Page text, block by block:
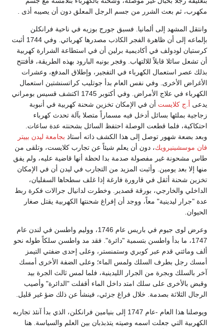
مكهرب، ثم بعث الشرر من جسم الرجل المعلق دون أن يصيبه أذى .
وانتقل المشهد إلى ألمانيا. فسبق جورج بوزيه في ناحية فرانكلن
بإلماعه إلى أن ظاهرة الفجر الكاذب مصدرها كهربائي. وفي 1744 أثبت
كرستيان لودولف في أكاديمية برلين أن في استطاعة الشرارة كهربية
أن تشعل سائلا قابلاً للالتهاب. وفجر بونيه البارود بهذه الطريقة، فأفتتح
بذلك عصر استعمال الكهرباء في التفجير، وإطلاق المدفع، وعشرات
الأغراض الأخرى. وفي نفس العام بدأ جوتليب كراتسنشتين استعمال
الكهرباء في علاج الأمراض. وفي أكتوبر 1745 اكتشف قسيس بومراني
يدعى أ.ج كلايست أن في الإمكان تخزين شحنة كهربية في أنبوبة
زجاجية بملئها بسائل أدخل فيه مسماراً متصلا بآلة تحدث كهرباء
احتكاكية، فلما قطعت الوصلة احتفظ السائل بشحنته عدة ساعات.
وبعد بضعة شهور توصل إلى هذا الكشف ذاته أستاذ بجامعة ليدن بييتر
فان موسشينيرويك، دون أن يعلم شيئاً عن تجارب كلايست، وتلقى من
طاس مشحونة غير مفصولة صدمة بدا لحظة أنها قاضية عليه، ولم يفق
منها إلا بعد يومين. وأثبت المزيد من التجارب في ليدن أن في الإمكان
تخزين شحنة أثقل في قارورة فارغة إذا غلف سطحاها السفليان،
الداخلي والخارجي، بورقة قصدير. وخطرت لدانيال جرالات فكرة ربط
عدة "جرار ليدينية" معاً، ووجد أن إفراغ شحنتها الكهربية يقتل صغار
الحيوان.
وعرض لوى جيوم في باريس عام 1746، ووليم واطسن في لندن عام
1747، ما بدأ واطسن بتسمية "دائرة". فقد مد واطسن سلكاً طوله نحو
ألف ومائتي قدم عبر كوبري وستمنستر، وعلى إحدى ضفتي التيمز
أمسك رجل بطرف السلك ولمس الماء؛ وعلى الضفة الأخرى أمسك
آخر بالسلك وبجرة من الجرار الليدينية، فلما لمس ثالث الجرة بيد
وقبض بالأخرى على سلك امتد داخل الماء أقفلت "الدائرة" وأصيب
الرجال الثلاثة بصدمة. خلال فراغ جزئي، فينشأ عن ذلك ضؤ غير قليل.
ويوصلنا هذا العام -عام 1747 إلى بنيامين فرانكلن، الذي بدأ آنئذ تجاربه
الكهربية التي جعلت اسمه وصيته يتذبذبان بين العلم والسياسة. هنا